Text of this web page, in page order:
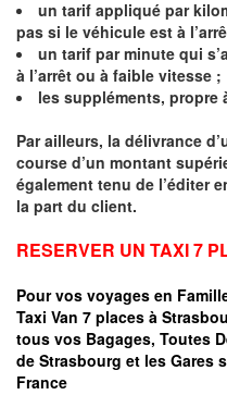
un tarif appliqué par
pas si le véhicule est à
un tarif par minute qui
à l’arrêt ou à faible vitesse ;
les suppléments, propre
Par ailleurs, la délivrance
course d’un montant
également tenu de l’éditer
la part du client.
RESERVER UN TAXI 7
Pour vos voyages en
Taxi Van 7 places à
tous vos Bagages, Toutes
de Strasbourg et les Gares
France